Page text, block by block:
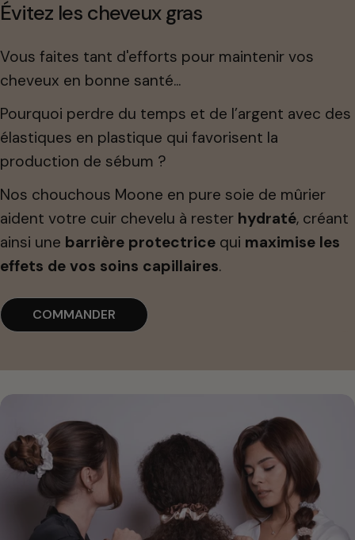
Évitez les cheveux gras
Vous faites tant d'efforts pour maintenir vos
cheveux en bonne santé...
Pourquoi perdre du temps et de l’argent avec des
élastiques en plastique qui favorisent la
production de sébum ?
Nos chouchous Moone en pure soie de mûrier
aident votre cuir chevelu à rester hydraté, créant
ainsi une barrière protectrice qui maximise les
effets de vos soins capillaires.
COMMANDER